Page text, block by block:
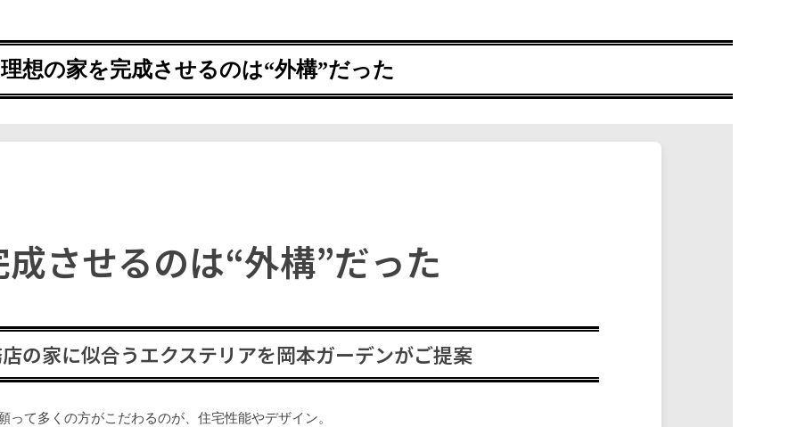
理想の家を完成させるのは“外構”だった
させるのは“外構”だった
の家に似合うエクステリアを岡本ガーデンがご提案
て多くの方がこだわるのが、住宅性能やデザイン。